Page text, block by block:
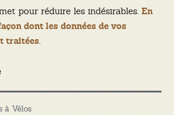
pour réduire les indésirables. En
dont les données de vos
traitées.
à Vélos